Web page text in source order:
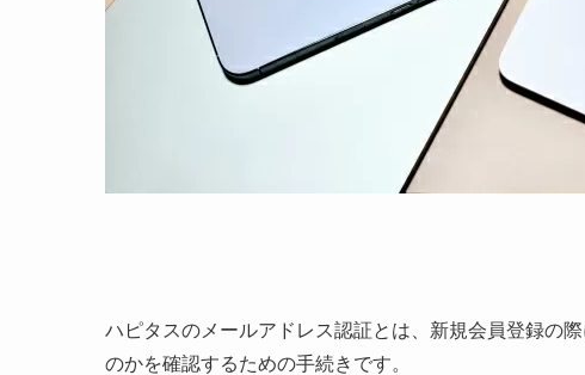
ハピタスのメールアドレス認証とは、新規会員登録の
のかを確認するための手続きです。